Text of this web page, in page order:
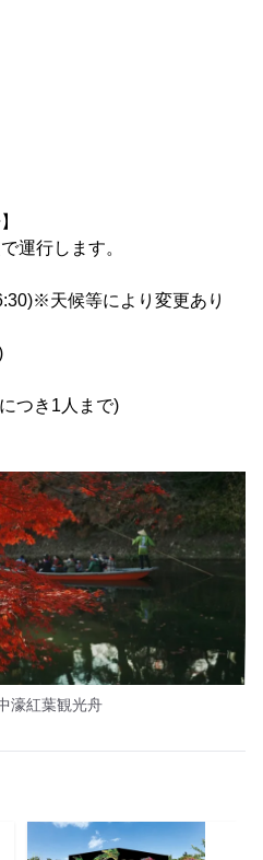
運行します。
天候等により変更あり
つき1人まで)
濠紅葉観光舟